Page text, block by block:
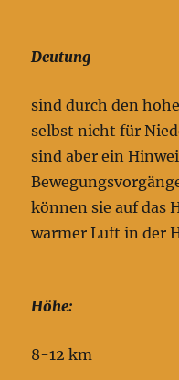
Deutung
sind durch den
selbst nicht für
sind aber ein
können sie auf das
warmer Luft in der
Höhe:
8-12 km